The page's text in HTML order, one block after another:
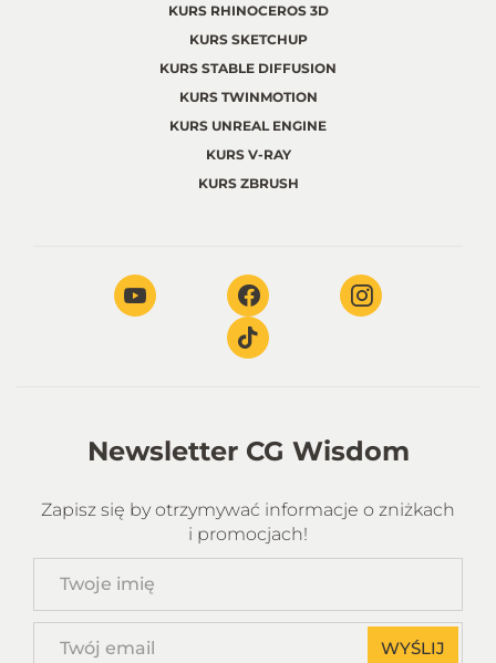
KURS RHINOCEROS 3D
KURS SKETCHUP
KURS STABLE DIFFUSION
KURS TWINMOTION
KURS UNREAL ENGINE
KURS V-RAY
KURS ZBRUSH
Newsletter CG Wisdom
Zapisz się by otrzymywać informacje o zniżkach
i promocjach!
imię
WYŚLIJ